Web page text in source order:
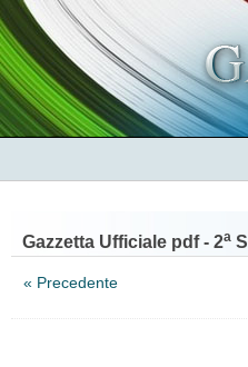
Gazzetta Ufficiale pdf - 2a
« Precedente